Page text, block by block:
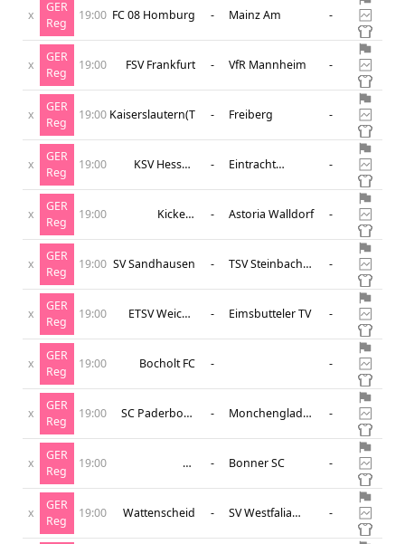
x
GER
Reg
19:00 FC 08 Homburg - Mainz Am -
x
GER
Reg
19:00 FSV Frankfurt - VfR Mannheim -
x
GER
Reg
19:00 Kaiserslautern(Trẻ) - Freiberg -
x
GER
Reg
19:00
KSV Hessen
-
Eintracht
-
x
GER
Reg
19:00
Kickers
- Astoria Walldorf -
x
GER
Reg
19:00 SV Sandhausen -
TSV Steinbach
-
x
GER
Reg
19:00
ETSV Weiche
- Eimsbutteler TV -
x
GER
Reg
19:00 Bocholt FC - -
x
GER
Reg
19:00
SC Paderborn
-
Monchengladbach-
x
GER
Reg
19:00
SV
- Bonner SC -
x
GER
Reg
19:00 Wattenscheid -
SV Westfalia
-